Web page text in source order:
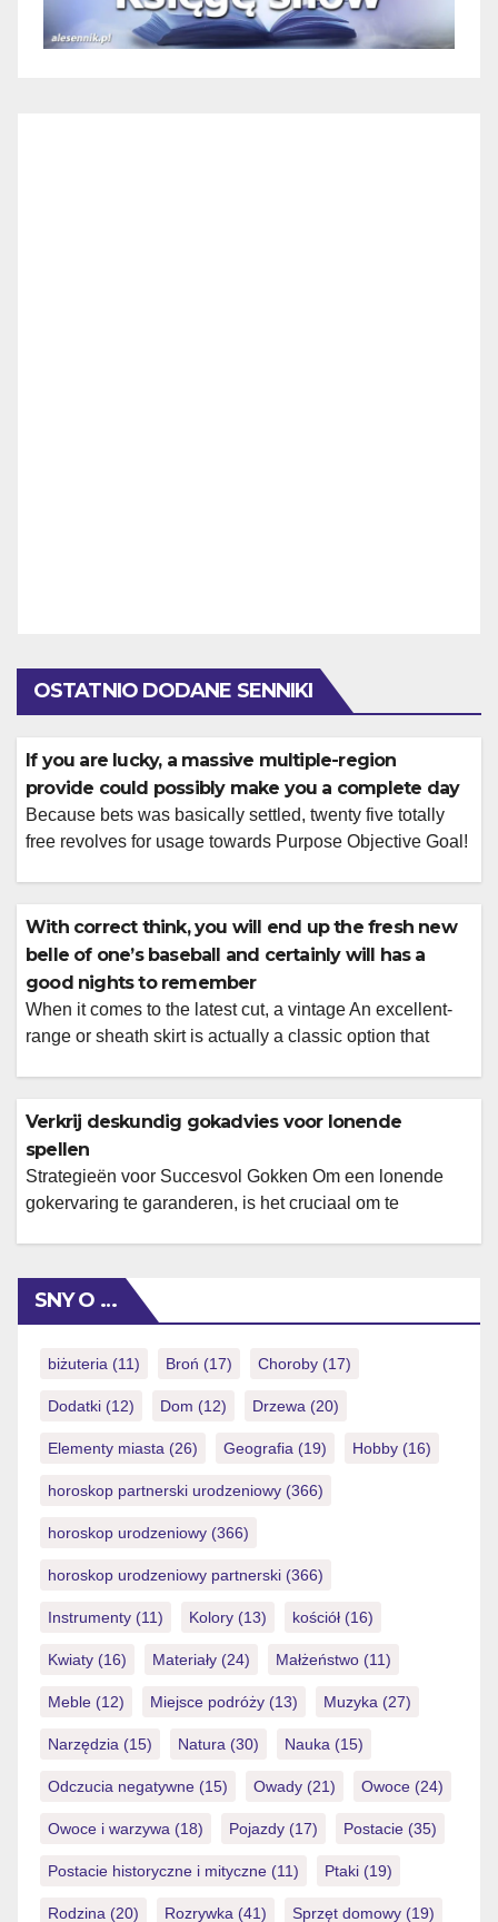
OSTATNIO DODANE SENNIKI
If you are lucky, a massive multiple-region
provide could possibly make you a complete day
Because bets was basically settled, twenty five totally
free revolves for usage towards Purpose Objective Goal!
the excitement off reading you happen to be disqualified
after paying. Begin by the investigations table above,
that’s upgraded […]
With correct think, you will end up the fresh new
belle of one’s baseball and certainly will has a
good nights to remember
When it comes to the latest cut, a vintage An excellent-
range or sheath skirt is actually a classic option that
also appropriate according to dress password. When
choosing a proper black colored top, check out the
length, […]
Verkrij deskundig gokadvies voor lonende
spellen
Strategieën voor Succesvol Gokken Om een lonende
gokervaring te garanderen, is het cruciaal om te
spellen en het ontwikkelen van een plan om uw inzetten
te beheren. Veel spelers maken de fout om impulsief te
SNY O …
biżuteria (11) Broń (17) Choroby (17)
Dodatki (12) Dom (12) Drzewa (20)
Elementy miasta (26) Geografia (19) Hobby (16)
horoskop partnerski urodzeniowy (366)
horoskop urodzeniowy (366)
horoskop urodzeniowy partnerski (366)
Instrumenty (11) Kolory (13) kościół (16)
Kwiaty (16) Materiały (24) Małżeństwo (11)
Meble (12) Miejsce podróży (13) Muzyka (27)
Narzędzia (15) Natura (30) Nauka (15)
Odczucia negatywne (15) Owady (21) Owoce (24)
Owoce i warzywa (18) Pojazdy (17) Postacie (35)
Postacie historyczne i mityczne (11) Ptaki (19)
Rodzina (20) Rozrywka (41) Sprzęt domowy (19)